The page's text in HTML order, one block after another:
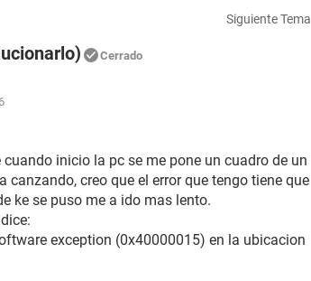
Siguiente Tema
Cerrado
inicio la pc se me pone un cuadro de un
canzando, creo que el error que tengo tiene que
ke se puso me a ido mas lento.
exception (0x40000015) en la ubicacion